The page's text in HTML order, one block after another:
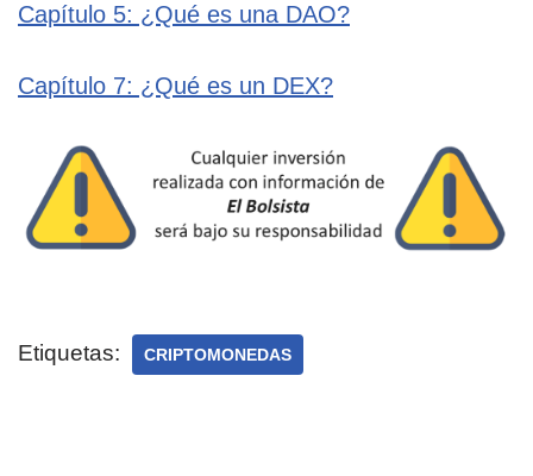
Capítulo 5: ¿Qué es una DAO?
Capítulo 7: ¿Qué es un DEX?
Etiquetas: CRIPTOMONEDAS